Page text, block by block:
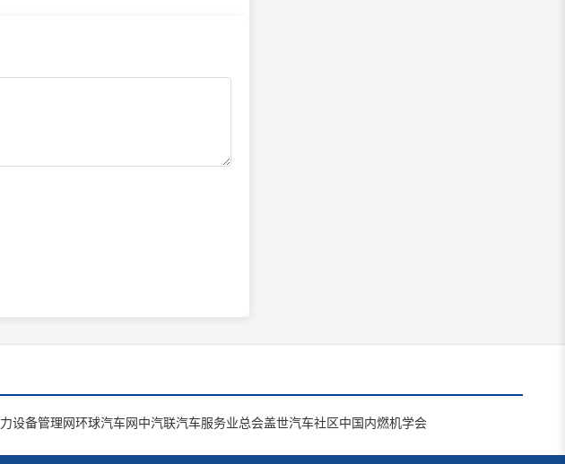
设备管理网环球汽车网中汽联汽车服务业总会盖世汽车社区中国内燃机学会